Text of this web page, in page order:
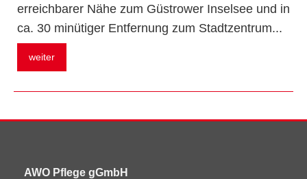
erreichbarer Nähe zum Güstrower Inselsee und in
ca. 30 minütiger Entfernung zum Stadtzentrum...
weiter
AWO Pflege gGmbH